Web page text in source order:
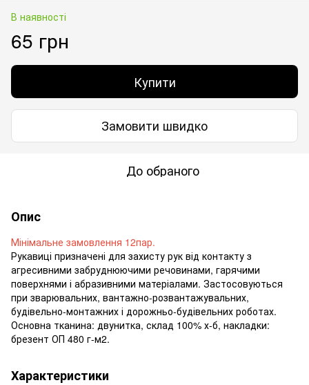
В наявності
65 грн
Купити
Замовити швидко
До обраного
Опис
Мінімальне замовлення 12пар.
Рукавиці призначені для захисту рук від контакту з
агресивними забруднюючими речовинами, гарячими
поверхнями і абразивними матеріалами. Застосовуються
при зварювальних, вантажно-розвантажувальних,
будівельно-монтажних і дорожньо-будівельних роботах.
Основна тканина: двунитка, склад 100% х-б, накладки:
брезент ОП 480 г-м2.
Характеристики